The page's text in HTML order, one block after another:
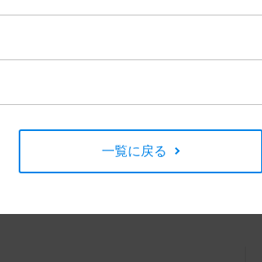
一覧に戻る